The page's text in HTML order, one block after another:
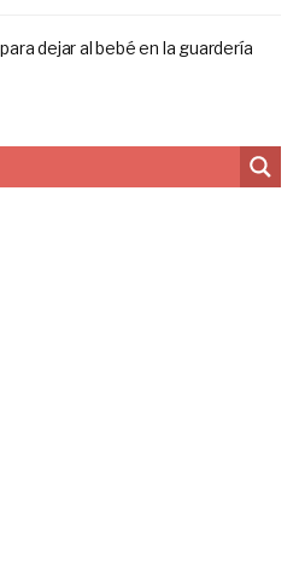
dejar al bebé en la guardería